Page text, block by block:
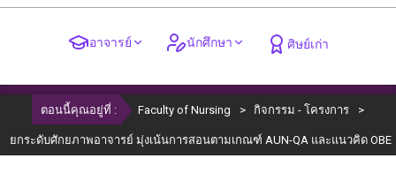
อาจารย์ นักศึกษา ศิษย์เก่า
Primary
Navigation
Menu
ตอนนี้คุณอยู่ที่ : Faculty of Nursing > กิจกรรม - โครงการ >
ยกระดับศักยภาพอาจารย์ มุ่งเน้นการสอนตามเกณฑ์ AUN-QA และแนวคิด OBE